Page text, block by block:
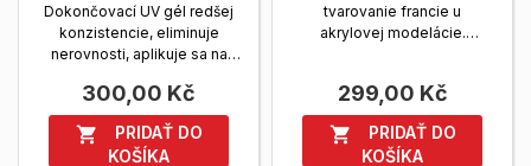
Dokončovací UV gél redšej
konzistencie, eliminuje
nerovnosti, aplikuje sa na
viac
300,00 Kč

PRIDAŤ DO
KOŠÍKA
tvarovanie francie u
akrylovej modelácie.
299,00 Kč

PRIDAŤ DO
KOŠÍKA